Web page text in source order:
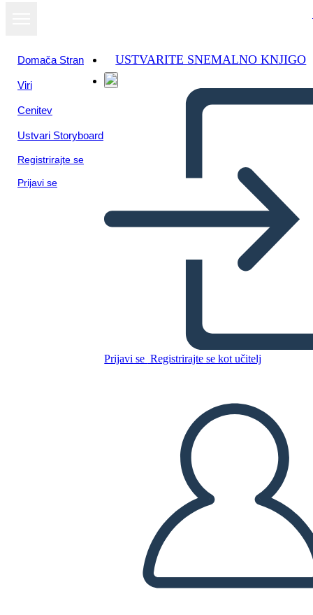
Domača Stran
Viri
Cenitev
Ustvari Storyboard
Registrirajte se
Prijavi se
USTVARITE SNEMALNO KNJIGO
Prijavi se Registrirajte se kot učitelj
PREDVAJANJE DIAPROJEKCIJE
PREBERI MI